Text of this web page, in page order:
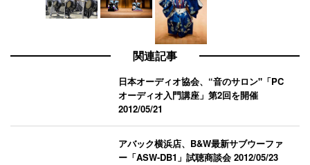
関連記事
日本オーディオ協会、“音のサロン"「PC
オーディオ入門講座」第2回を開催
2012/05/21
アバック横浜店、B&W最新サブウーファ
ー「ASW-DB1」試聴商談会2012/05/23